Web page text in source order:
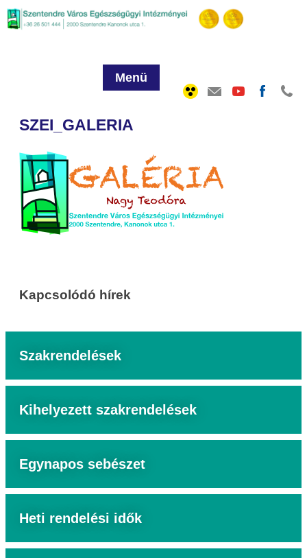
Menü
SZEI_GALERIA
Kapcsolódó hírek
Szakrendelések
Kihelyezett szakrendelések
Egynapos sebészet
Heti rendelési idők